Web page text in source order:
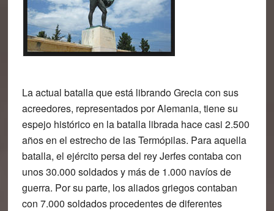
La actual batalla que está librando Grecia con sus
acreedores, representados por Alemania, tiene su
espejo histórico en la batalla librada hace casi 2.500
años en el estrecho de las Termópilas. Para aquella
batalla, el ejército persa del rey Jerfes contaba con
unos 30.000 soldados y más de 1.000 navíos de
guerra. Por su parte, los aliados griegos contaban
con 7.000 soldados procedentes de diferentes